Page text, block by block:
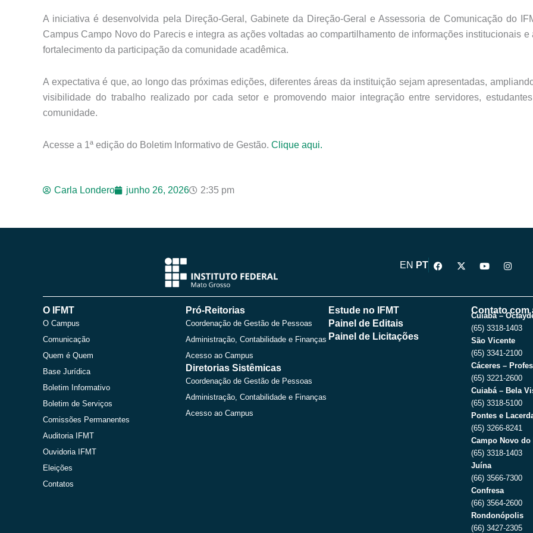
A iniciativa é desenvolvida pela Direção-Geral, Gabinete da Direção-Geral e Assessoria de Comunicação do
Campus Campo Novo do Parecis e integra as ações voltadas ao compartilhamento de informações institucionais e
fortalecimento da participação da comunidade acadêmica.
A expectativa é que, ao longo das próximas edições, diferentes áreas da instituição sejam apresentadas,
visibilidade do trabalho realizado por cada setor e promovendo maior integração entre servidores,
comunidade.
Acesse a 1ª edição do Boletim Informativo de Gestão. Clique aqui.
Carla Londero junho 26, 2026 2:35 pm
EN PT
F
a
b
X
-
i
Y
o
u
b
e
I
n
a
g
r
a
m
O IFMT
O Campus
Comunicação
Quem é Quem
Base Jurídica
Boletim Informativo
Boletim de Serviços
Comissões Permanentes
Auditoria IFMT
Ouvidoria IFMT
Eleições
Contatos
Pró-Reitorias
Coordenação de Gestão de Pessoas
Administração, Contabilidade e Finanças
Acesso ao Campus
Diretorias Sistêmicas
Coordenação de Gestão de Pessoas
Administração, Contabilidade e Finanças
Acesso ao Campus
Estude no IFMT
Painel de Editais
Painel de Licitações
Contato com
Cuiabá –
(65) 3318-1403
São Vicente
(65) 3341-2100
Cáceres –
(65) 3221-2600
Cuiabá – Bela
(65) 3318-5100
Pontes e
(65) 3266-8241
Campo Novo do
(65) 3318-1403
Juína
(66) 3566-7300
Confresa
(66) 3564-2600
Rondonópolis
(66) 3427-2305